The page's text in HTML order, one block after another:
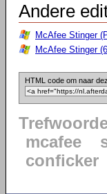
Andere
McAfee Stinger
McAfee Stinger
HTML code om naar
mcafee
conficker